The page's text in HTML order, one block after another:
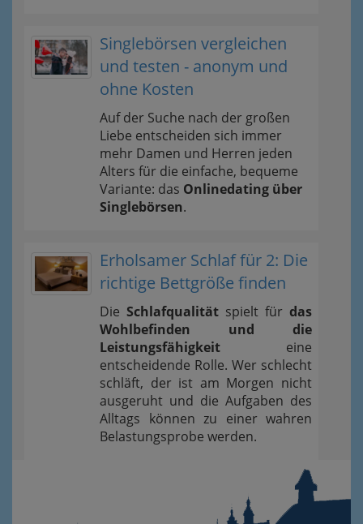
Singlebörsen vergleichen
und testen - anonym und
ohne Kosten
Auf der Suche nach der großen
Liebe entscheiden sich immer
mehr Damen und Herren jeden
Alters für die einfache, bequeme
Variante: das Onlinedating über
Singlebörsen.
Erholsamer Schlaf für 2: Die
richtige Bettgröße finden
Die Schlafqualität spielt für das
Wohlbefinden und die
Leistungsfähigkeit eine
entscheidende Rolle. Wer schlecht
schläft, der ist am Morgen nicht
ausgeruht und die Aufgaben des
Alltags können zu einer wahren
Belastungsprobe werden.